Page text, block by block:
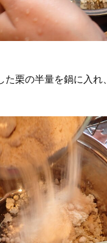
栗の半量を鍋に入れ、